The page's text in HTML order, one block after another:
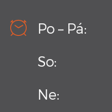
Kamerový systém
centra BALUO
Vysoko-sekvenční
umístění v
Po – Pá:
So:
Ne: